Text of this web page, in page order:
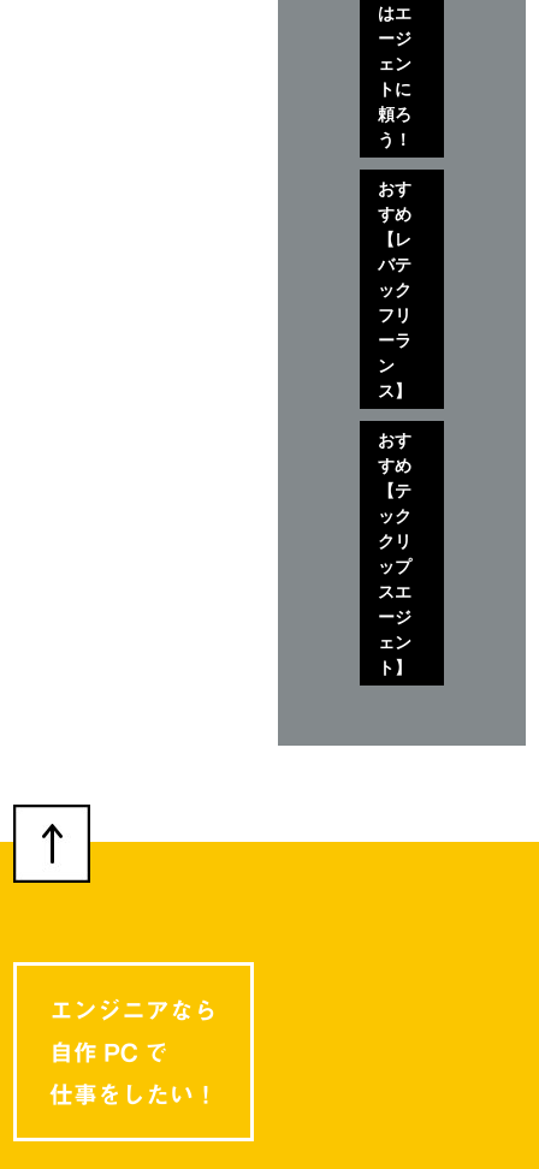
はエ
ージ
ェン
トに
頼ろ
う！
おす
すめ
【レ
バテ
ック
フリ
ーラ
ン
ス】
おす
すめ
【テ
ック
クリ
ップ
スエ
ージ
ェン
ト】